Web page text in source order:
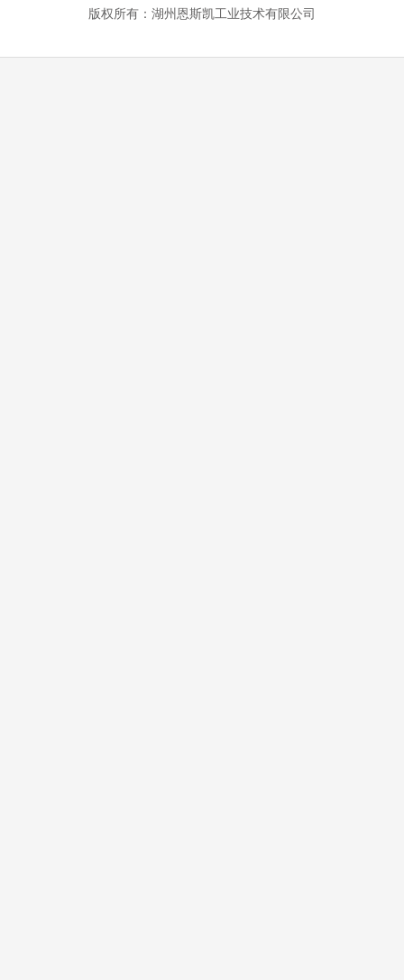
版权所有：湖州恩斯凯工业技术有限公司